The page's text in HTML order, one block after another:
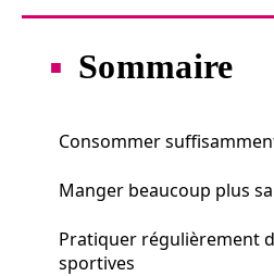
Sommaire
Consommer
Manger beaucoup plus
Pratiquer régulièrement
sportives